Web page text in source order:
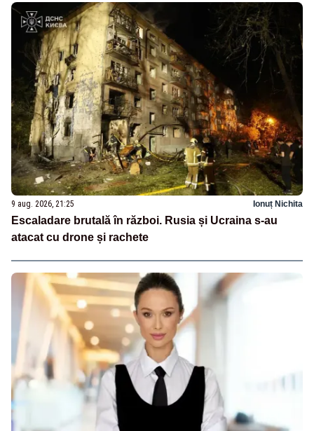
9 aug. 2026, 21:25 Ionuț Nichita
Escaladare brutală în război. Rusia și Ucraina s-au
atacat cu drone și rachete